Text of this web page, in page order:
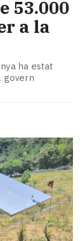
53.000
a la
ha estat
govern